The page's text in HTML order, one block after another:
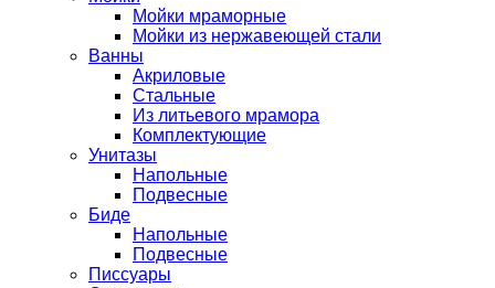
Мойки мраморные
Мойки из нержавеющей стали
Ванны
Акриловые
Стальные
Из литьевого мрамора
Комплектующие
Унитазы
Напольные
Подвесные
Биде
Напольные
Подвесные
Писсуары